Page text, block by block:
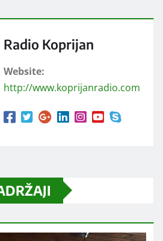
Radio Koprijan
Website:
http://www.koprijanradio.com